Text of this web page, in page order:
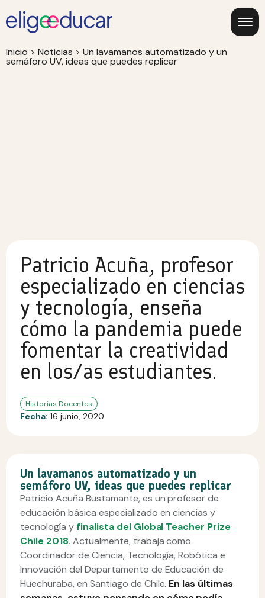
Inicio > Noticias > Un lavamanos automatizado y un
semáforo UV, ideas que puedes replicar
Patricio Acuña, profesor
especializado en ciencias
y tecnología, enseña
cómo la pandemia puede
fomentar la creatividad
en los/as estudiantes.
Historias Docentes
Fecha: 16 junio, 2020
Un lavamanos automatizado y un
semáforo UV, ideas que puedes replicar
Patricio Acuña Bustamante, es un profesor de
educación básica especializado en ciencias y
tecnología y finalista del Global Teacher Prize
Chile 2018. Actualmente, trabaja como
Coordinador de Ciencia, Tecnología, Robótica e
Innovación del Departamento de Educación de
Huechuraba, en Santiago de Chile. En las últimas